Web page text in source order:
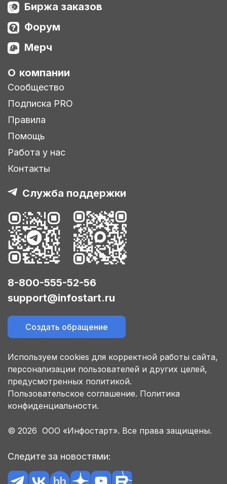
Биржа заказов
Форум
Мерч
О компании
Сообщество
Подписка PRO
Правила
Помощь
Работа у нас
Контакты
Служба поддержки
8-800-555-52-56
support@infostart.ru
Создать обращение
Используем cookies для корректной работы сайта,
персонализации пользователей и других целей,
предусмотренных политикой.
Пользовательское соглашение. Политика
конфиденциальности.
© 2026 ООО «Инфостарт». Все права защищены.
Следите за новостями: